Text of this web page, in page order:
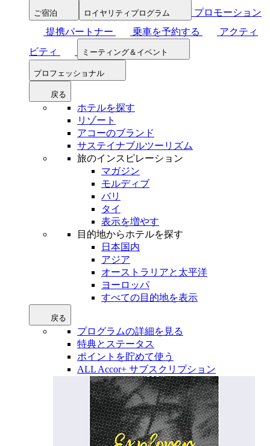
ご宿泊 ロイヤリティプログラム
プロモーション
提携パートナー
乗車を予約する
アクティ
ビティ
ミーティング＆イベント
プロフェッショナル
戻る
ホテルを探す
リゾート
アコーのブランド
サステイナブルツーリズム
旅のインスピレーション
マガジン
モルディブ
バリ
タイ
表示を増やす
目的地からホテルを探す
日本国内
アジア
オーストラリアと太平洋
ヨーロッパ
すべての目的地を表示
戻る
プログラムの詳細を見る
特典とステータス
ポイントを貯めて使う
ALL Accor+ サブスクリプション